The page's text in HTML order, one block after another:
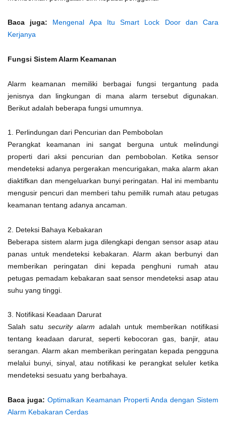
Baca juga: Mengenal Apa Itu Smart Lock Door dan Cara
Kerjanya
Fungsi Sistem Alarm Keamanan
Alarm keamanan memiliki berbagai fungsi tergantung pada
jenisnya dan lingkungan di mana alarm tersebut digunakan.
Berikut adalah beberapa fungsi umumnya.
1. Perlindungan dari Pencurian dan Pembobolan
Perangkat keamanan ini sangat berguna untuk melindungi
properti dari aksi pencurian dan pembobolan. Ketika sensor
mendeteksi adanya pergerakan mencurigakan, maka alarm akan
diaktifkan dan mengeluarkan bunyi peringatan. Hal ini membantu
mengusir pencuri dan memberi tahu pemilik rumah atau petugas
keamanan tentang adanya ancaman.
2. Deteksi Bahaya Kebakaran
Beberapa sistem alarm juga dilengkapi dengan sensor asap atau
panas untuk mendeteksi kebakaran. Alarm akan berbunyi dan
memberikan peringatan dini kepada penghuni rumah atau
petugas pemadam kebakaran saat sensor mendeteksi asap atau
suhu yang tinggi.
3. Notifikasi Keadaan Darurat
Salah satu security alarm adalah untuk memberikan notifikasi
tentang keadaan darurat, seperti kebocoran gas, banjir, atau
serangan. Alarm akan memberikan peringatan kepada pengguna
melalui bunyi, sinyal, atau notifikasi ke perangkat seluler ketika
mendeteksi sesuatu yang berbahaya.
Baca juga: Optimalkan Keamanan Properti Anda dengan Sistem
Alarm Kebakaran Cerdas